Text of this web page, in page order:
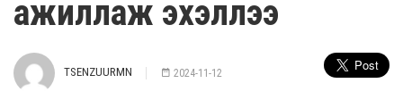
ажиллаж эхэллээ
TSENZUURMN 2024-11-12